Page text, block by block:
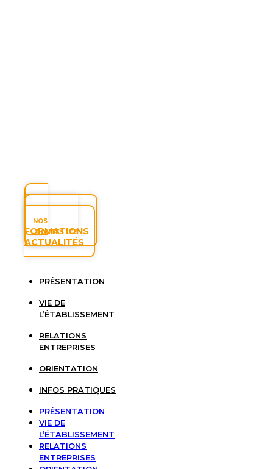
NOS
FORMATIONS
TOUTES LES
ACTUALITÉS
PRÉSENTATION
VIE DE
L’ÉTABLISSEMENT
RELATIONS
ENTREPRISES
ORIENTATION
INFOS PRATIQUES
PRÉSENTATION
VIE DE
L’ÉTABLISSEMENT
RELATIONS
ENTREPRISES